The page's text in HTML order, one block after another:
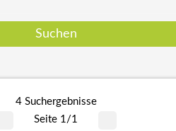
4 Suchergebnisse
Seite 1/1